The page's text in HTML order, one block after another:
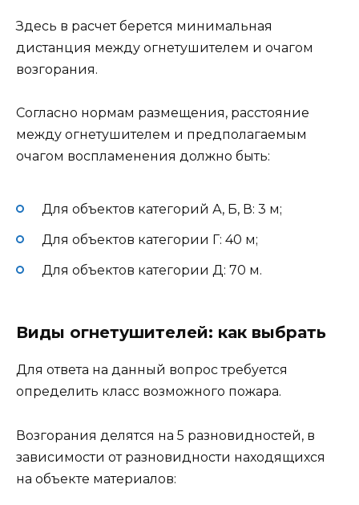
Здесь в расчет берется минимальная
дистанция между огнетушителем и очагом
возгорания.
Согласно нормам размещения, расстояние
между огнетушителем и предполагаемым
очагом воспламенения должно быть:
Для объектов категорий А, Б, В: 3 м;
Для объектов категории Г: 40 м;
Для объектов категории Д: 70 м.
Виды огнетушителей: как выбрать
Для ответа на данный вопрос требуется
определить класс возможного пожара.
Возгорания делятся на 5 разновидностей, в
зависимости от разновидности находящихся
на объекте материалов: